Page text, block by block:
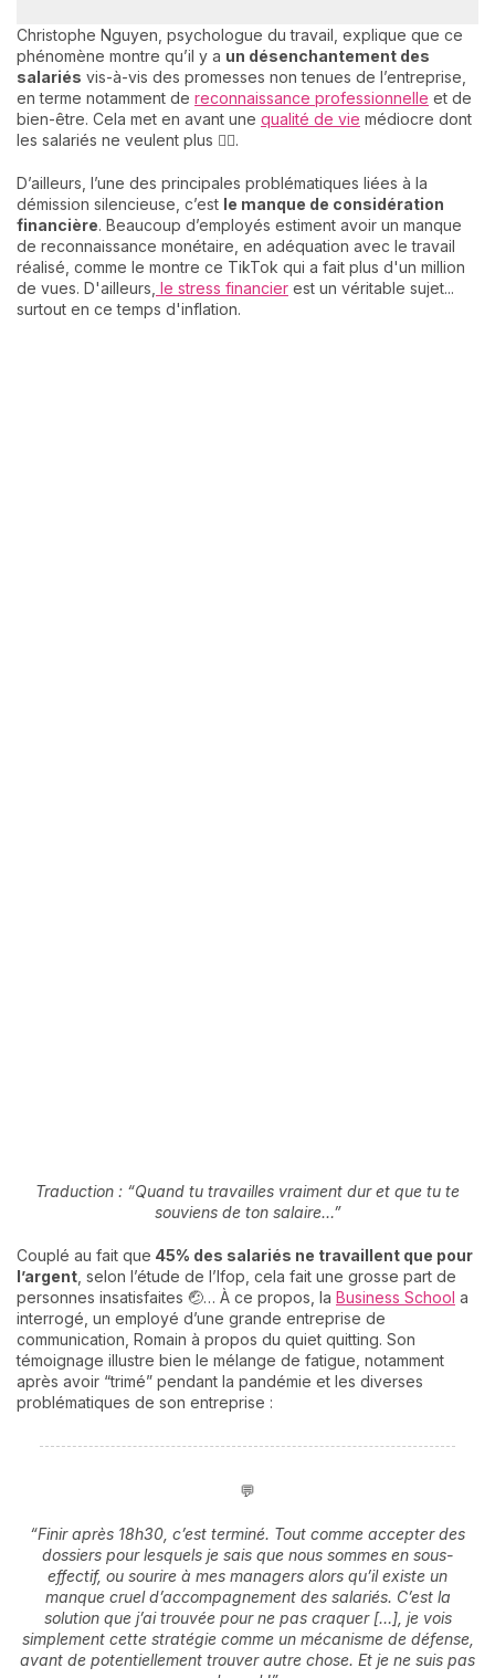
Christophe Nguyen, psychologue du travail, explique que ce
phénomène montre qu’il y a un désenchantement des
salariés vis-à-vis des promesses non tenues de l’entreprise,
en terme notamment de reconnaissance professionnelle et de
bien-être. Cela met en avant une qualité de vie médiocre dont
les salariés ne veulent plus 🙅‍♀️.
D’ailleurs, l’une des principales problématiques liées à la
démission silencieuse, c’est le manque de considération
financière. Beaucoup d’employés estiment avoir un manque
de reconnaissance monétaire, en adéquation avec le travail
réalisé, comme le montre ce TikTok qui a fait plus d'un million
de vues. D'ailleurs, le stress financier est un véritable sujet...
surtout en ce temps d'inflation.
Traduction : “Quand tu travailles vraiment dur et que tu te
souviens de ton salaire…”
Couplé au fait que 45% des salariés ne travaillent que pour
l’argent, selon l’étude de l’Ifop, cela fait une grosse part de
personnes insatisfaites 🤕… À ce propos, la Business School a
interrogé, un employé d’une grande entreprise de
communication, Romain à propos du quiet quitting. Son
témoignage illustre bien le mélange de fatigue, notamment
après avoir “trimé” pendant la pandémie et les diverses
problématiques de son entreprise :
💬
“Finir après 18h30, c’est terminé. Tout comme accepter des
dossiers pour lesquels je sais que nous sommes en sous-
effectif, ou sourire à mes managers alors qu’il existe un
manque cruel d’accompagnement des salariés. C’est la
solution que j’ai trouvée pour ne pas craquer […], je vois
simplement cette stratégie comme un mécanisme de défense,
avant de potentiellement trouver autre chose. Et je ne suis pas